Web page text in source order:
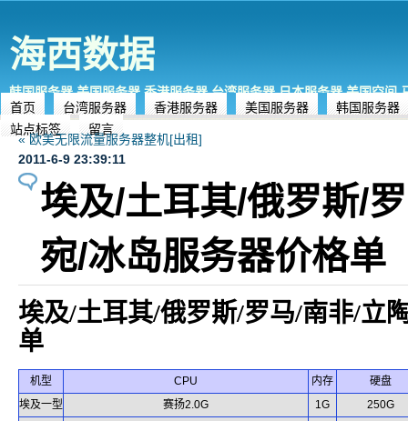
海西数据
韩国服务器,美国服务器,香港服务器,台湾服务器,日本服务器,美国空间
首页
台湾服务器 香港服务器 美国服务器
韩国服务器
站点标签
留言
« 欧美无限流量服务器整机[出租]
2011-6-9 23:39:11
埃及/土耳其/俄罗斯/
宛/冰岛服务器价格单
埃及/土耳其/俄罗斯/罗马/南非/立
单
机型 CPU 内存
硬盘
埃及一型
赛扬2.0G 1G
250G